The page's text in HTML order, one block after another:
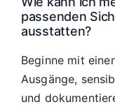
passenden
ausstatten?
Beginne mit
Ausgänge,
und